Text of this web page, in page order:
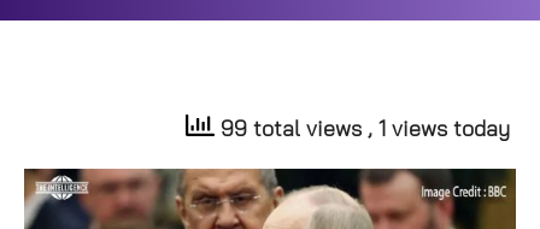
99 total views , 1 views today